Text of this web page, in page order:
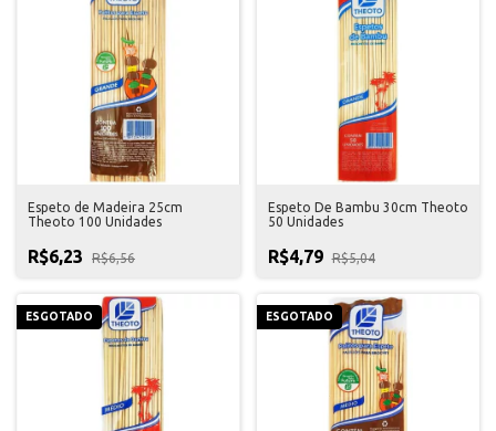
Espeto de Madeira 25cm
Theoto 100 Unidades
R$6,23 R$6,56
Espeto De Bambu 30cm Theoto
50 Unidades
R$4,79 R$5,04
ESGOTADO ESGOTADO